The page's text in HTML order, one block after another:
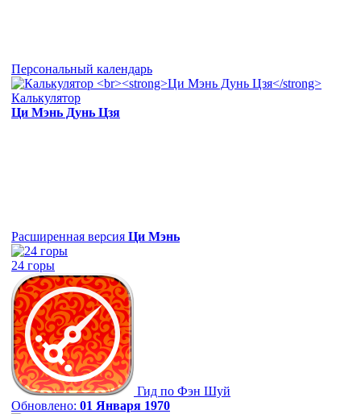
Персональный календарь
Калькулятор
Ци Мэнь Дунь Цзя
Расширенная версия Ци Мэнь
24 горы
Гид по Фэн Шуй
Обновлено: 01 Января 1970